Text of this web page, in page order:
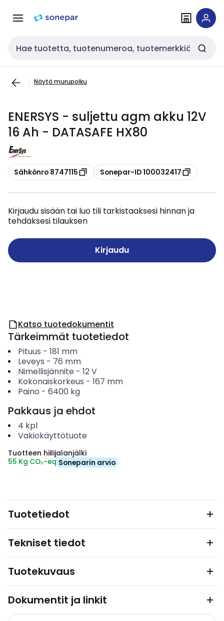
navigointiinsisältöön
Haku
Näytä murupolku
ENERSYS - suljettu agm akku 12V
16 Ah - DATASAFE HX80
Kopioi
Sähkönro 8747115 Kopioi
Sonepar-ID 100032417
Kirjaudu sisään tai luo tili tarkistaaksesi hinnan ja
tehdäksesi tilauksen
Kirjaudu
Katso tuotedokumentit
Tärkeimmät tuotetiedot
Pituus - 181 mm
Leveys - 76 mm
Nimellisjännite - 12V
Kokonaiskorkeus - 167 mm
Paino - 6400 kg
Pakkaus ja ehdot
4 kpl
Vakiokäyttötuote
Tuotteen hiilijalanjälki
55 Kg CO₂-eq Soneparin arvio
Tuotetiedot
Tekniset tiedot
Tuotekuvaus
Dokumentit ja linkit